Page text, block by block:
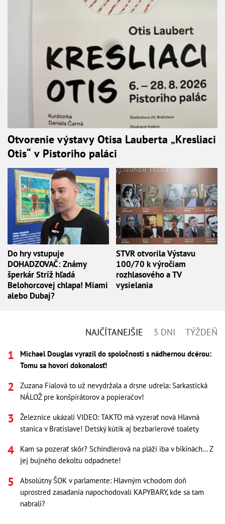
Otvorenie výstavy Otisa Lauberta „Kresliaci
Otis“ v Pistoriho paláci
Do hry vstupuje
DOHADZOVAČ: Známy
šperkár Stríž hľadá
Belohorcovej chlapa! Miami
alebo Dubaj?
STVR otvorila Výstavu
100/70 k výročiam
rozhlasového a TV
vysielania
NAJČÍTANEJŠIE 3 DNI TÝŽDEŇ
Michael Douglas vyrazil do spoločnosti s nádhernou dcérou:
Tomu sa hovorí dokonalosť!
Zuzana Fialová to už nevydržala a drsne udrela: Sarkastická
NÁLOŽ pre konšpirátorov a popieračov!
Železnice ukázali VIDEO: TAKTO má vyzerať nová Hlavná
stanica v Bratislave! Detský kútik aj bezbarierové toalety
Kam sa pozerať skôr? Schindlerová na pláži iba v bikinách... Z
jej bujného dekoltu odpadnete!
Absolútny ŠOK v parlamente: Hlavným vchodom doň
uprostred zasadania napochodovali KAPYBARY, kde sa tam
nabrali?